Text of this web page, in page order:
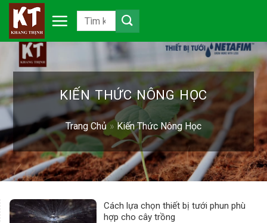
Chuyển
nội
KIẾN THỨC NÔNG HỌC
Trang Chủ » Kiến Thức Nông Học
Cách lựa chọn thiết bị tưới phun phù
hợp cho cây trồng